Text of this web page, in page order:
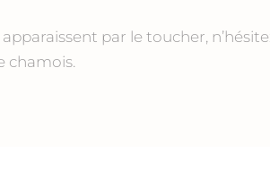
par le toucher,
chamois.